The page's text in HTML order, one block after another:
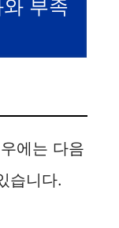
부족
에는 다음
습니다.